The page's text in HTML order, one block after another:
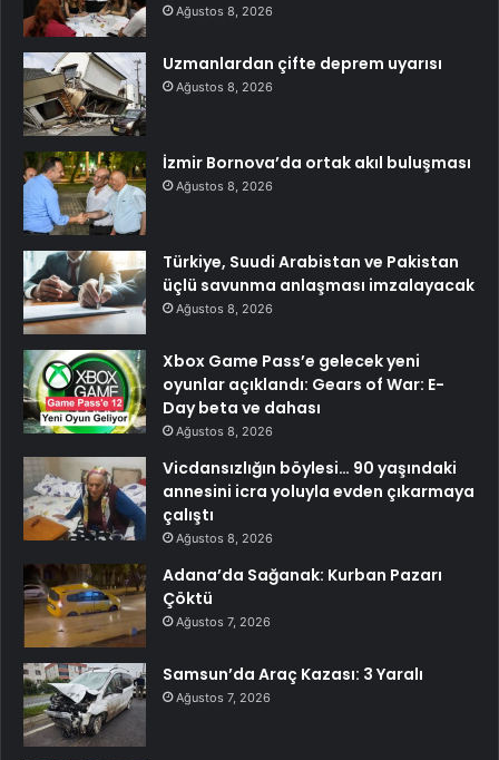
Ağustos 8, 2026
Uzmanlardan çifte deprem uyarısı
Ağustos 8, 2026
İzmir Bornova’da ortak akıl buluşması
Ağustos 8, 2026
Türkiye, Suudi Arabistan ve Pakistan
üçlü savunma anlaşması imzalayacak
Ağustos 8, 2026
Xbox Game Pass’e gelecek yeni
oyunlar açıklandı: Gears of War: E-
Day beta ve dahası
Ağustos 8, 2026
Vicdansızlığın böylesi… 90 yaşındaki
annesini icra yoluyla evden çıkarmaya
çalıştı
Ağustos 8, 2026
Adana’da Sağanak: Kurban Pazarı
Çöktü
Ağustos 7, 2026
Samsun’da Araç Kazası: 3 Yaralı
Ağustos 7, 2026